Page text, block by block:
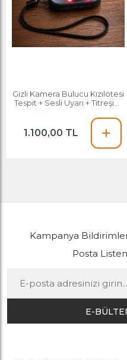
Gizli Kamera Bulucu Kızılötesi
Tespit + Sesli Uyarı + Titreşim
1.100,00 TL
Kampanya
Posta
E-